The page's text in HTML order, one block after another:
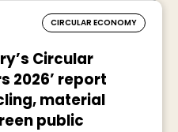
CIRCULAR ECONOMY
Circular
2026’ report
material
public